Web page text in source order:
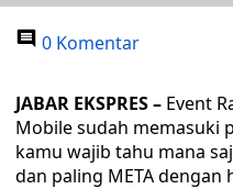
0 Komentar
JABAR EKSPRES – Event
Mobile sudah memasuki
kamu wajib tahu mana
dan paling META